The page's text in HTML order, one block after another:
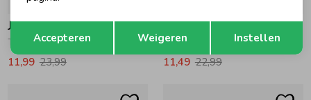
Jubel
T-shirt AOP - Salsa Sunset 360 Zalm
11,99 23,99
Jubel
11,49 22,99
Opslaan
Accepteren Weigeren Instellen